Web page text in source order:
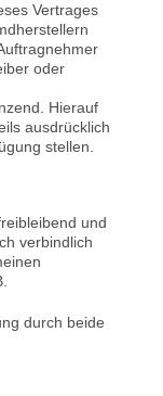
Vertrages
oder
Hierauf
ausdrücklich
stellen.
und
verbindlich
durch beide